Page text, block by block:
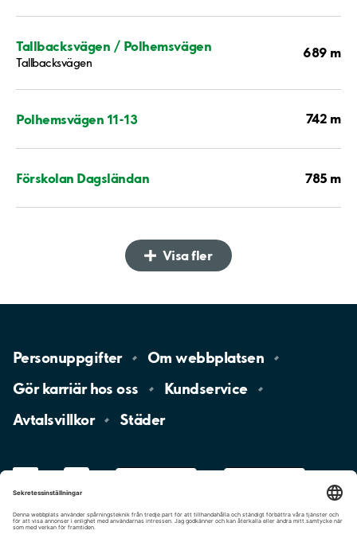
Tallbacksvägen / Polhemsvägen
Tallbacksvägen
689 m
Polhemsvägen 11-13 742 m
Förskolan Dagsländan 785 m
Visa fler
Personuppgifter Omwebbplatsen
Gör karriär hososs
Kundservice
Avtalsvillkor
Städer